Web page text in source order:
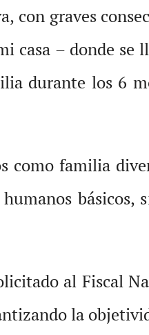
con graves
casa – donde se
durante los 6
como familia
humanos
al Fiscal
la